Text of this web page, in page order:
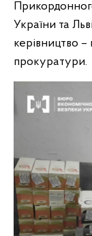
України та
керівництво –
прокуратури.